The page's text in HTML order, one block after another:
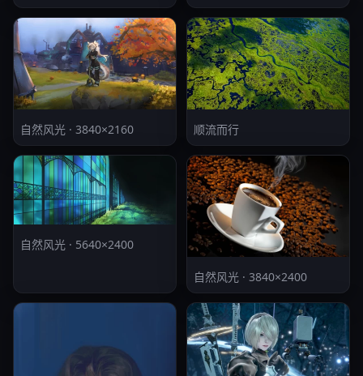
自然风光 · 3840×2160 顺流而行
自然风光 · 5640×2400
自然风光 · 3840×2400